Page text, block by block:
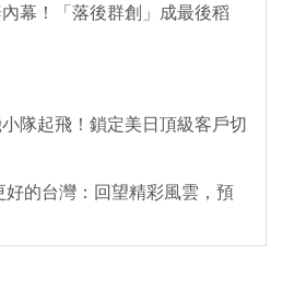
幕！「落後群創」成最後稻
隊起飛！鎖定美日頂級客戶切
的台灣：回望精彩風雲，預